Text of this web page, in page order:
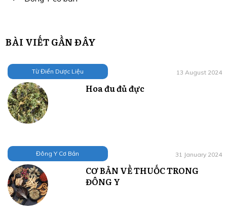
BÀI VIẾT GẦN ĐÂY
Từ Điển Dược Liệu 13 August 2024
Hoa đu đủ đực
Đông Y Cơ Bản 31 January 2024
CƠ BẢN VỀ THUỐC TRONG
ĐÔNG Y